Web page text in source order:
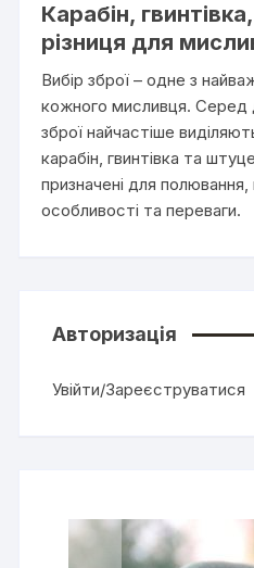
Карабін,
різниця для
Вибір зброї – одне з
кожного мисливця. Серед
зброї найчастіше
карабін, гвинтівка та
призначені для
особливості та переваги.
Авторизація
Увійти/Зареєструватися